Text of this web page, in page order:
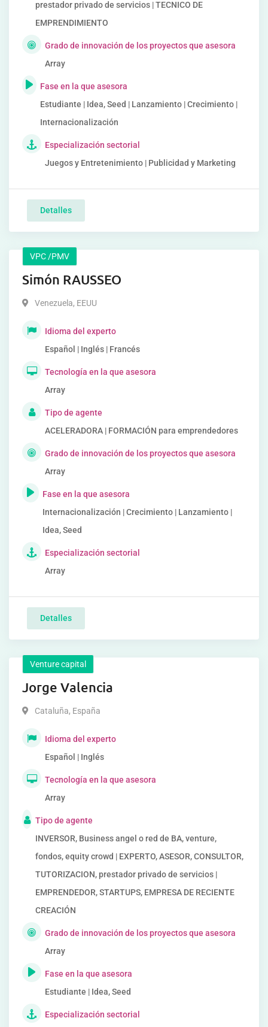
prestador privado de servicios | TECNICO DE
EMPRENDIMIENTO
Grado de innovación de los proyectos que asesora
Array
Fase en la que asesora
Estudiante | Idea, Seed | Lanzamiento | Crecimiento |
Internacionalización
Especialización sectorial
Juegos y Entretenimiento | Publicidad y Marketing
Detalles
VPC /PMV
Simón RAUSSEO
Venezuela, EEUU
Idioma del experto
Español | Inglés | Francés
Tecnología en la que asesora
Array
Tipo de agente
ACELERADORA | FORMACIÓN para emprendedores
Grado de innovación de los proyectos que asesora
Array
Fase en la que asesora
Internacionalización | Crecimiento | Lanzamiento |
Idea, Seed
Especialización sectorial
Array
Detalles
Venture capital
Jorge Valencia
Cataluña, España
Idioma del experto
Español | Inglés
Tecnología en la que asesora
Array
Tipo de agente
INVERSOR, Business angel o red de BA, venture,
fondos, equity crowd | EXPERTO, ASESOR, CONSULTOR,
TUTORIZACION, prestador privado de servicios |
EMPRENDEDOR, STARTUPS, EMPRESA DE RECIENTE
CREACIÓN
Grado de innovación de los proyectos que asesora
Array
Fase en la que asesora
Estudiante | Idea, Seed
Especialización sectorial